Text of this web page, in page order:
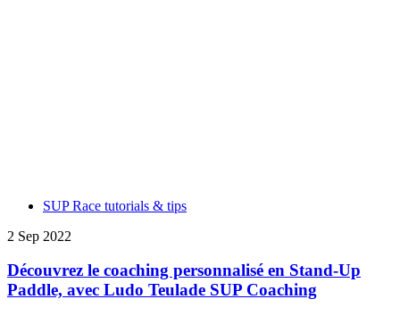
SUP Race tutorials & tips
2 Sep 2022
Découvrez le coaching personnalisé en Stand-Up
Paddle, avec Ludo Teulade SUP Coaching